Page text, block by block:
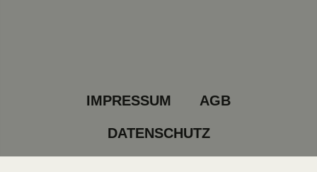
IMPRESSUM AGB
DATENSCHUTZ